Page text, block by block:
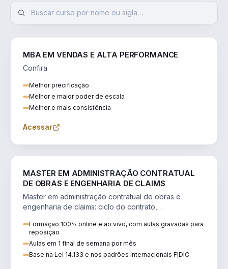
MBA EM VENDAS E ALTA PERFORMANCE
Confira
Melhor precificação
Melhor e maior poder de escala
Melhor e mais consistência
Acessar
MASTER EM ADMINISTRAÇÃO CONTRATUAL
DE OBRAS E ENGENHARIA DE CLAIMS
Master em administração contratual de obras e
engenharia de claims: ciclo do contrato,
Formação 100% online e ao vivo, com aulas gravadas para
reposição
Aulas em 1 final de semana por mês
Base na Lei 14.133 e nos padrões internacionais FIDIC